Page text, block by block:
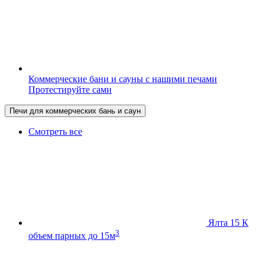
Коммерческие бани и сауны с нашими печами
Протестируйте сами
Печи для коммерческих бань и саун
Смотреть все
Ялта 15 К
объем парных до 15м3